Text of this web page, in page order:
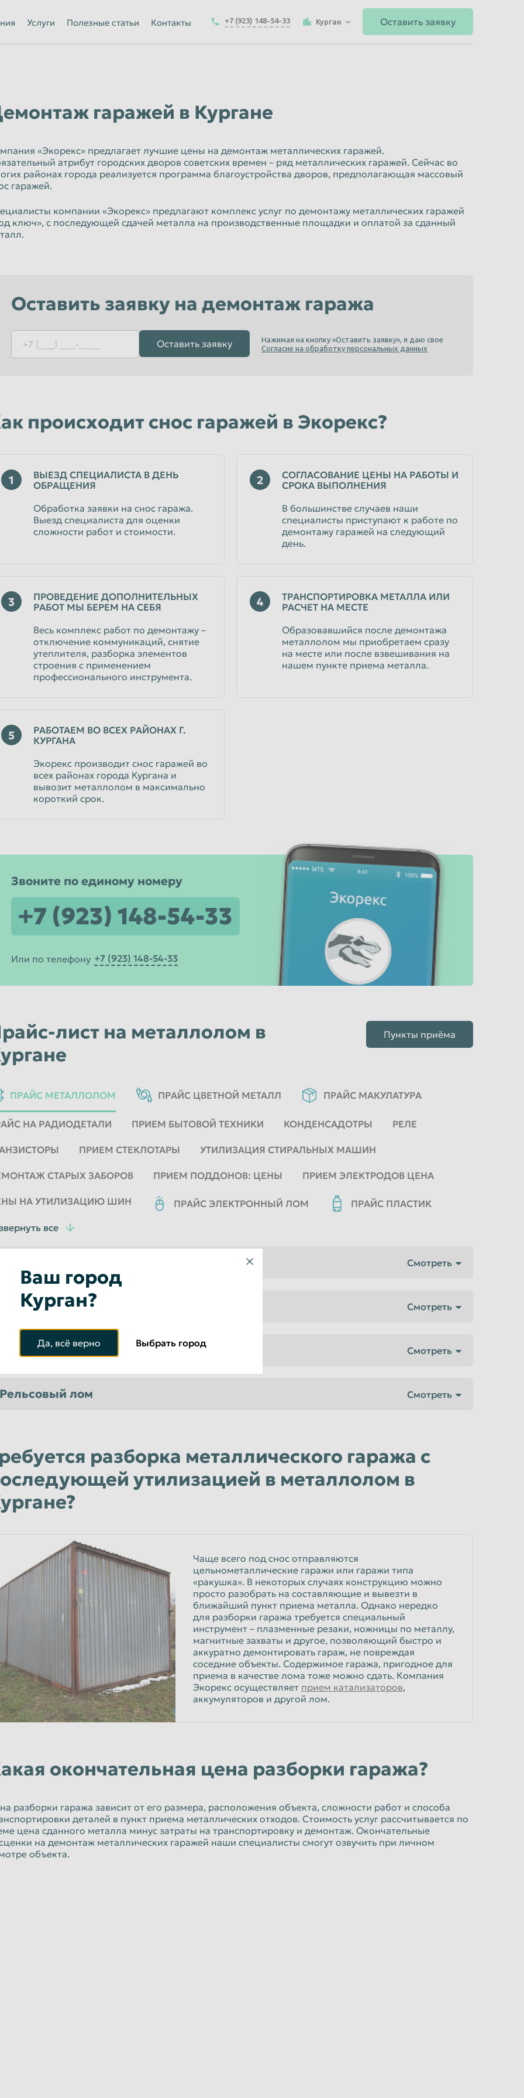
Курск
Москва
Новокузнецк
Петропавловск-Камчатский
Старый Оскол
Тамбов
Улан-Удэ
Уфа
Энгельс
Ярославль
Услуги Полезные статьи Контакты +7 (923) 148-54-33 Курган Оставить заявку
гаражей в Кургане
«Экорекс» предлагает лучшие цены на демонтаж металлических гаражей.
атрибут городских дворов советских времен – ряд металлических гаражей. Сейчас во
районах города реализуется программа благоустройства дворов, предполагающая массовый
гаражей.
компании «Экорекс» предлагают комплекс услуг по демонтажу металлических гаражей
ключ», с последующей сдачей металла на производственные площадки и оплатой за сданный
Оставить заявку на демонтаж гаража
Оставить заявку
Нажимая на кнопку «Оставить заявку», я даю свое
Согласие на обработку персональных данных
происходит снос гаражей в Экорекс?
1
ВЫЕЗД СПЕЦИАЛИСТА В ДЕНЬ
ОБРАЩЕНИЯ
Обработка заявки на снос гаража.
Выезд специалиста для оценки
сложности работ и стоимости.
2
СОГЛАСОВАНИЕ ЦЕНЫ НА РАБОТЫ И
СРОКА ВЫПОЛНЕНИЯ
В большинстве случаев наши
специалисты приступают к работе по
демонтажу гаражей на следующий
день.
3
ПРОВЕДЕНИЕ ДОПОЛНИТЕЛЬНЫХ
РАБОТ МЫ БЕРЕМ НА СЕБЯ
Весь комплекс работ по демонтажу –
отключение коммуникаций, снятие
утеплителя, разборка элементов
строения с применением
профессионального инструмента.
4
ТРАНСПОРТИРОВКА МЕТАЛЛА ИЛИ
РАСЧЕТ НА МЕСТЕ
Образовавшийся после демонтажа
металлолом мы приобретаем сразу
на месте или после взвешивания на
нашем пункте приема металла.
5
РАБОТАЕМ ВО ВСЕХ РАЙОНАХ Г.
КУРГАНА
Экорекс производит снос гаражей во
всех районах города Кургана и
вывозит металлолом в максимально
короткий срок.
Звоните по единому номеру
+7 (923) 148-54-33
Или по телефону +7 (923) 148-54-33
лист на металлолом в
Пункты приёма
ПРАЙС МЕТАЛЛОЛОМ ПРАЙС ЦВЕТНОЙ МЕТАЛЛ ПРАЙС МАКУЛАТУРА
НА РАДИОДЕТАЛИ ПРИЕМ БЫТОВОЙ ТЕХНИКИ КОНДЕНСАДОТРЫ РЕЛЕ
ПРИЕМ СТЕКЛОТАРЫ УТИЛИЗАЦИЯ СТИРАЛЬНЫХ МАШИН
СТАРЫХ ЗАБОРОВ ПРИЕМ ПОДДОНОВ: ЦЕНЫ ПРИЕМ ЭЛЕКТРОДОВ ЦЕНА
НА УТИЛИЗАЦИЮ ШИН ПРАЙС ЭЛЕКТРОННЫЙ ЛОМ ПРАЙС ПЛАСТИК
все
Чугун
Оцинкованный металл, трос
Рельсовый лом
разборка металлического гаража с
утилизацией в металлолом в
Чаще всего под снос отправляются
цельнометаллические гаражи или гаражи типа
«ракушка». В некоторых случаях конструкцию можно
просто разобрать на составляющие и вывезти в
ближайший пункт приема металла. Однако нередко
для разборки гаража требуется специальный
инструмент – плазменные резаки, ножницы по металлу,
магнитные захваты и другое, позволяющий быстро и
аккуратно демонтировать гараж, не повреждая
соседние объекты. Содержимое гаража, пригодное для
приема в качестве лома тоже можно сдать. Компания
Экорекс осуществляет прием катализаторов,
аккумуляторов и другой лом.
окончательная цена разборки гаража?
разборки гаража зависит от его размера, расположения объекта, сложности работ и способа
деталей в пункт приема металлических отходов. Стоимость услуг рассчитывается по
цена сданного металла минус затраты на транспортировку и демонтаж. Окончательные
на демонтаж металлических гаражей наши специалисты смогут озвучить при личном
объекта.
Ваш город
Курган?
Да, всё верно Выбрать город